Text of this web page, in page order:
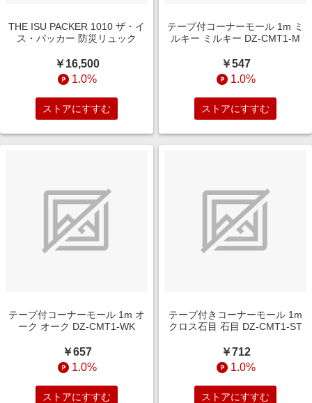
THE ISU PACKER 1010 ザ・イ
ス・パッカー 防災リュック
￥16,500
1.0%
ストアにすすむ
テープ付コーナーモール 1m ミ
ルキー ミルキー DZ-CMT1-M
￥547
1.0%
ストアにすすむ
テープ付コーナーモール 1m オ
ーク オーク DZ-CMT1-WK
￥657
1.0%
ストアにすすむ
テープ付きコーナーモール 1m
クロス石目 石目 DZ-CMT1-ST
￥712
1.0%
ストアにすすむ